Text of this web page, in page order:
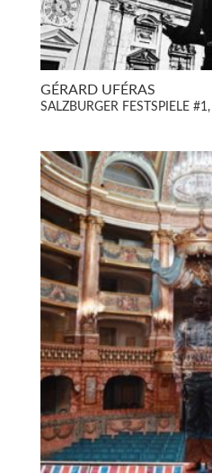
GÉRARD UFÉRAS
SALZBURGER FESTSPIELE